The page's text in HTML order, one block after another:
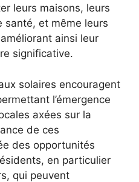
leurs maisons, leurs
santé, et même leurs
ainsi leur
significative.
solaires encouragent
l’émergence
axées sur la
de ces
des opportunités
en particulier​
qui peuvent